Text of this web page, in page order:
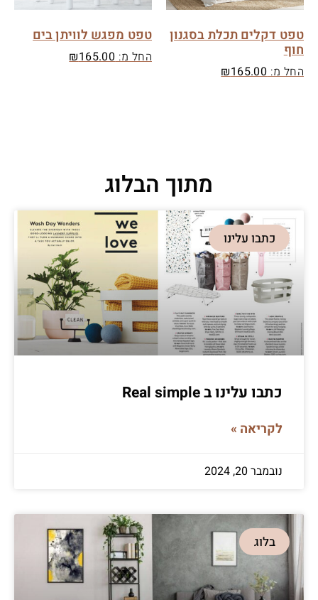
טפט דקלים תכלת בסגנון
חוף
החל מ: ₪165.00
טפט מפגש לוויתן בים
החל מ: ₪165.00
מתוך הבלוג
כתבו עלינו
כתבו עלינו ב Real simple
לקריאה »
נובמבר 20, 2024
בלוג